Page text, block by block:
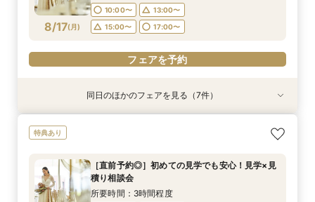
17:00〜
フェアを予約
フェアを予約
フェアを予約
フェアを予約
8/17(月)
10:00〜
13:00〜
15:00〜
17:00〜
フェアを予約
8/17 (月)
【直前予約◎】初めての見学でも安心！見学×見
10:00〜
15:00〜
17:00〜
8/17 (月)
［タイパ重視］90分で相談会＆館内見学フェア
10:00〜
13:00〜
15:00〜
19:00〜
8/17 (月)
☆【衣裳重視】ドレスサロンでの試着メインフェ
10:00〜
16:00〜
8/17 (月)
［韓国風レタッチが人気！］フォトウエディング
10:00〜
14:00〜
16:00〜
特典あり
8/17 (月)
10:00〜
特典あり
8/17 (月)
［★平日限定★］全館ゆったり見学×絶品ランチ
10:00〜
特典あり
8/17 (月)
平日【予算も安心◎】6ヶ月以内★マタニティ＆
10:00〜
同日のほかのフェアを見る（7件）
特典あり
［直前予約◎］初めての見学でも安心！見学×見
積り相談会
所要時間：3時間程度